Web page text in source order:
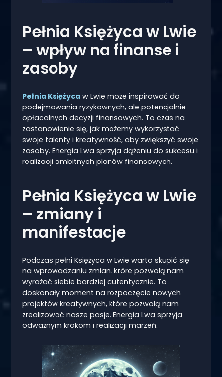
Pełnia Księżyca w Lwie
– wpływ na finanse i
zasoby
Pełnia Księżycaw Lwie może inspirować do
podejmowania ryzykownych, ale potencjalnie
opłacalnych decyzji finansowych. To czas na
zastanowienie się, jak możemy wykorzystać
swoje talenty i kreatywność, aby zwiększyć swoje
zasoby. Energia Lwa sprzyja dążeniu do sukcesu i
realizacji ambitnych planów finansowych.
Pełnia Księżyca w Lwie
– zmiany i
manifestacje
Podczas pełni Księżyca w Lwie warto skupić się
na wprowadzaniu zmian, które pozwolą nam
wyrażać siebie bardziej autentycznie. To
doskonały moment na rozpoczęcie nowych
projektów kreatywnych, które pozwolą nam
zrealizować nasze pasje. Energia Lwa sprzyja
odważnym krokom i realizacji marzeń.